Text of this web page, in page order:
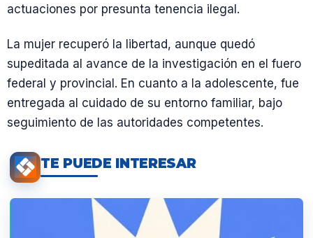
actuaciones por presunta tenencia ilegal.
La mujer recuperó la libertad, aunque quedó
supeditada al avance de la investigación en el fuero
federal y provincial. En cuanto a la adolescente, fue
entregada al cuidado de su entorno familiar, bajo
seguimiento de las autoridades competentes.
TE PUEDE INTERESAR